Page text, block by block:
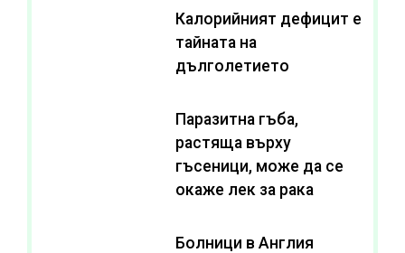
Калорийният дефицит е
тайната на
дълголетието
Паразитна гъба,
растяща върху
гъсеници, може да се
окаже лек за рака
Болници в Англия